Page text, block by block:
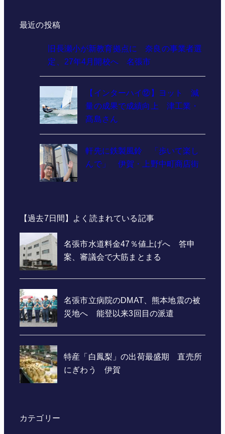
最近の投稿
旧長瀬小が新教育拠点に 奈良の事業者選
定、27年4月開校へ 名張市
【インターハイ⑫】ヨット 減
量の成果で成績向上 津工業・
髙島さん
軒先に鉄製風鈴 「歩いて楽し
んで」 伊賀・上野中町商店街
【過去7日間】よく読まれている記事
カテゴリー